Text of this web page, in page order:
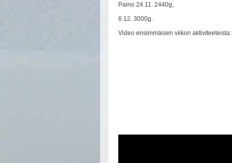
Paino 24.11. 2440g,
6.12. 3000g.
Video ensimmäisen viikon aktiviteeteista: